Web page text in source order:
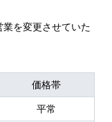
を変更させていた
価格帯
平常